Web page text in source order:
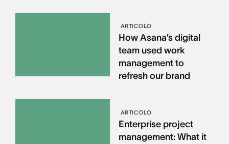
ARTICOLO
How Asana’s digital
team used work
management to
refresh our brand
ARTICOLO
Enterprise project
management: What it